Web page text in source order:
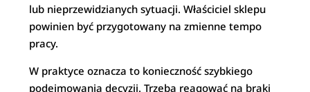
lub nieprzewidzianych sytuacji. Właściciel sklepu
powinien być przygotowany na zmienne tempo
pracy.
W praktyce oznacza to konieczność szybkiego
podejmowania decyzji. Trzeba reagować na braki